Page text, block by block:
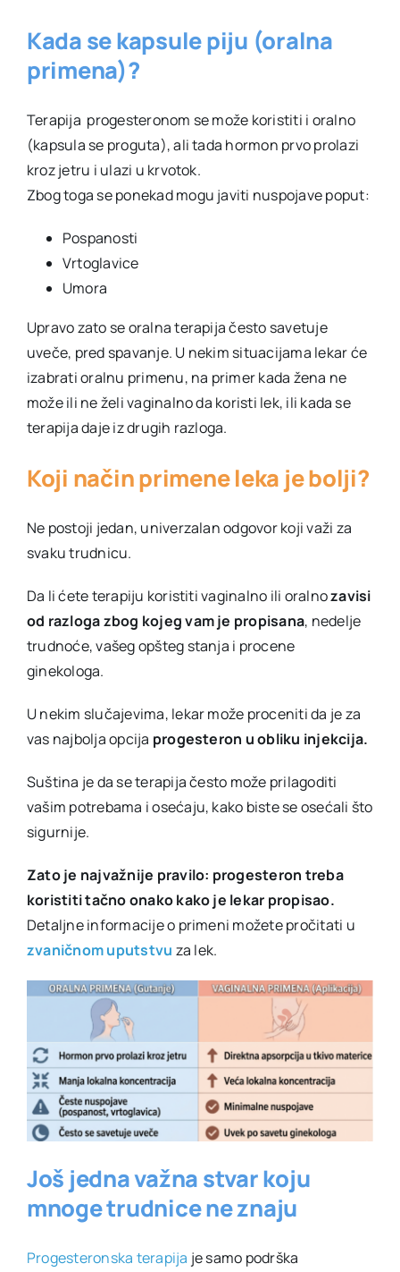
Kada se kapsule piju (oralna
primena)?
Terapija progesteronom se može koristiti i oralno
(kapsula se proguta), ali tada hormon prvo prolazi
kroz jetru i ulazi u krvotok.
Zbog toga se ponekad mogu javiti nuspojave poput:
Pospanosti
Vrtoglavice
Umora
Upravo zato se oralna terapija često savetuje
uveče, pred spavanje. U nekim situacijama lekar će
izabrati oralnu primenu, na primer kada žena ne
može ili ne želi vaginalno da koristi lek, ili kada se
terapija daje iz drugih razloga.
Koji način primene leka je bolji?
Ne postoji jedan, univerzalan odgovor koji važi za
svaku trudnicu.
Da li ćete terapiju koristiti vaginalno ili oralnozavisi
od razloga zbog kojeg vam je propisana, nedelje
trudnoće, vašeg opšteg stanja i procene
ginekologa.
U nekim slučajevima, lekar može proceniti da je za
vas najbolja opcija progesteron u obliku injekcija.
Suština je da se terapija često može prilagoditi
vašim potrebama i osećaju, kako biste se osećali što
sigurnije.
Zato je najvažnije pravilo: progesteron treba
koristiti tačno onako kako je lekar propisao.
Detaljne informacije o primeni možete pročitati u
zvaničnom uputstvu za lek.
Još jedna važna stvar koju
mnoge trudnice ne znaju
Progesteronska terapija je samo podrška